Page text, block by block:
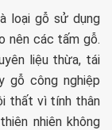
loại gỗ sử dụng
nên các tấm gỗ.
liệu thừa, tái
gỗ công nghiệp
thất vì tính thân
nhiên không